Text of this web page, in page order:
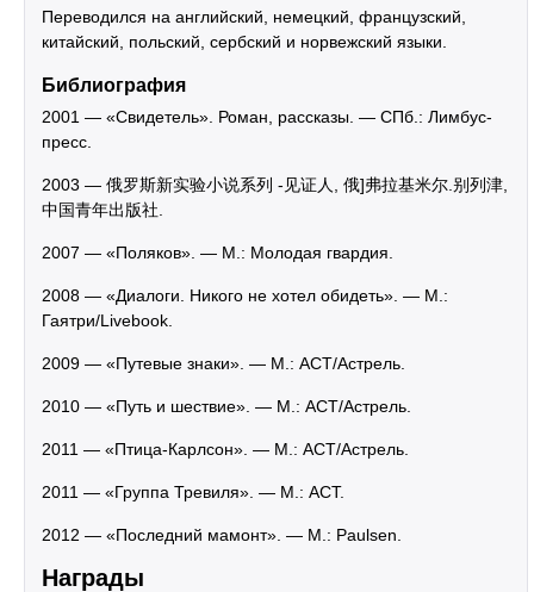
Переводился на английский, немецкий, французский,
китайский, польский, сербский и норвежский языки.
Библиография
2001 — «Свидетель». Роман, рассказы. — СПб.: Лимбус-
пресс.
2003 — 俄罗斯新实验小说系列 -见证人, 俄]弗拉基米尔.别列津,
中国青年出版社.
2007 — «Поляков». — М.: Молодая гвардия.
2008 — «Диалоги. Никого не хотел обидеть». — М.:
Гаятри/Livebook.
2009 — «Путевые знаки». — М.: АСТ/Астрель.
2010 — «Путь и шествие». — М.: АСТ/Астрель.
2011 — «Птица-Карлсон». — М.: АСТ/Астрель.
2011 — «Группа Тревиля». — М.: АСТ.
2012 — «Последний мамонт». — М.: Paulsen.
Награды